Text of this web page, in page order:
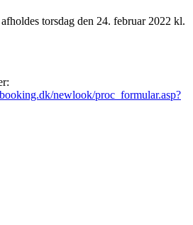
torsdag den 24. februar 2022 kl.
newlook/proc_formular.asp?